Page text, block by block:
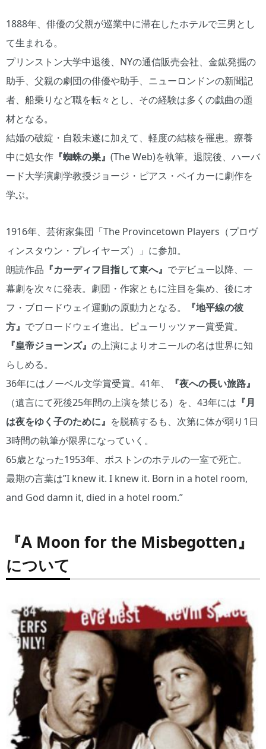
1888年、俳優の父親が巡業中に滞在したホテルで三男とし
て生まれる。
プリンストン大学中退後、NYの通信販売会社、金鉱発掘の
助手、父親の劇団の俳優や助手、ニューロンドンの新聞記
者、船乗りなど職を転々とし、その経験は多くの戯曲の題
材となる。
結婚の破綻・自殺未遂に加えて、軽度の結核を罹患。療養
中に処女作 『蜘蛛の巣』 (The Web)を執筆。退院後、ハーバ
ード大学演劇学教授ジョージ・ピアス・ベイカーに劇作を
学ぶ。
1916年、芸術家集団「The Provincetown Players（プロヴ
ィンスタウン・プレイヤーズ）」に参加。
朗読作品 『カーディフ目指して東へ』 でデビュー以降、一
幕劇を次々に発表。劇団・作家ともに注目を集め、後にオ
フ・ブロードウェイ運動の原動力となる。
『地平線の彼
方』 でブロードウェイ進出。ピューリッツァー賞受賞。
『皇帝ジョーンズ』 の上演によりオニールの名は世界に知
らしめる。
36年にはノーベル文学賞受賞。41年、
『夜への長い旅路』
（遺言にて死後25年間の上演を禁じる）を、43年には 『月
は夜をゆく子のために』 を脱稿するも、次第に体が弱り1日
3時間の執筆が限界になっていく。
65歳となった1953年、ボストンのホテルの一室で死亡。
最期の言葉は”I knew it. I knew it. Born in a hotel room,
and God damn it, died in a hotel room.”
『A Moon for the Misbegotten』
について